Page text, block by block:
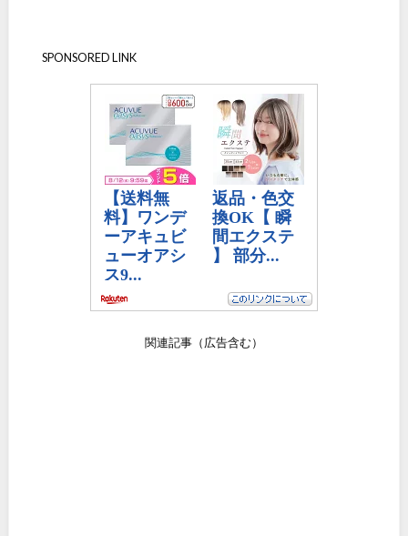
SPONSORED LINK
関連記事（広告含む）